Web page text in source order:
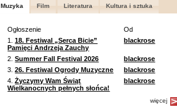
Muzyka Film Literatura Kultura i sztuka
Ogłoszenie
Od
1.18. Festiwal „Serca Bicie”
Pamięci Andrzeja Zauchy
blackrose
2.Summer Fall Festival 2026
blackrose
3.26. Festiwal Ogrody Muzyczne
blackrose
4.Życzymy Wam Świąt
Wielkanocnych pełnych słońca!
blackrose
więcej